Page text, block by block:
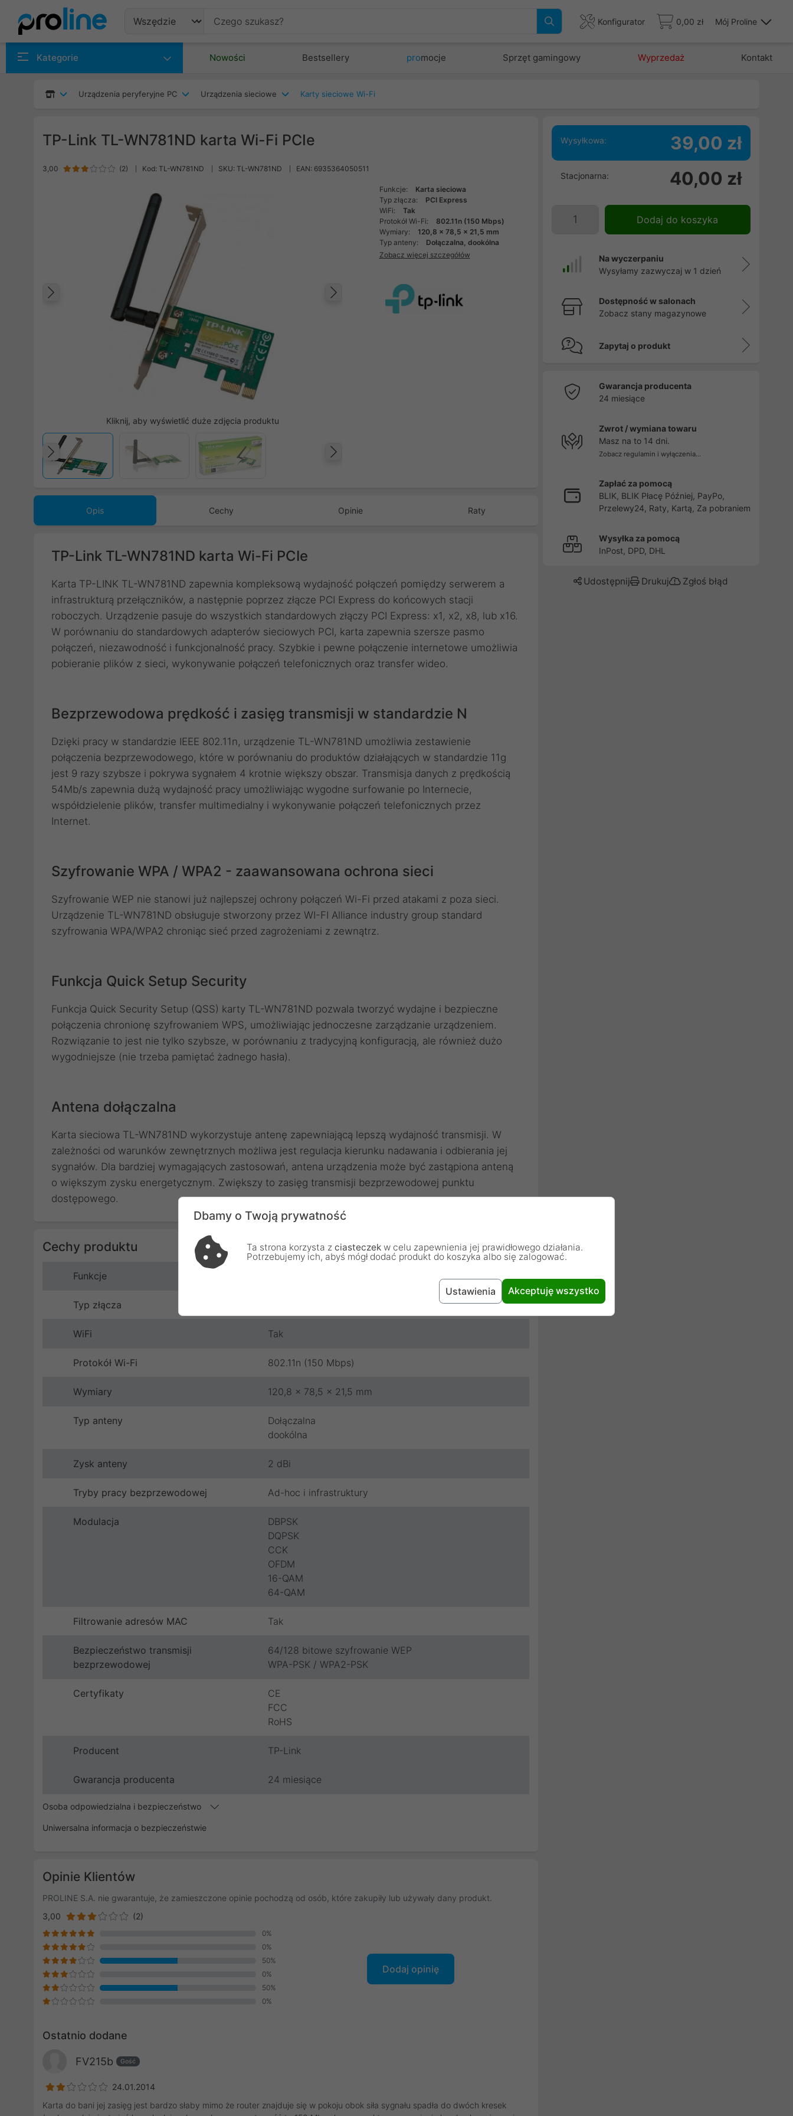
Konfigurator 0,00 zł Mój Proline
Kategorie Nowości Bestsellery promocje Sprzęt gamingowy Wyprzedaż Kontakt
Urządzenia peryferyjne PC Urządzenia sieciowe Karty sieciowe Wi-Fi
TP-Link TL-WN781ND karta Wi-Fi PCIe
3,00 (2) Kod: TL-WN781ND SKU: TL-WN781ND EAN: 6935364050511
Następny
Poprzedni
Kliknij, aby wyświetlić duże zdjęcia produktu
Poprzedni
Funkcje:
Karta sieciowa
Typ złącza:
PCI Express
WiFi:
Tak
Protokół Wi-Fi:
802.11n (150 Mbps)
Wymiary:
120,8 x 78,5 x 21,5 mm
Typ anteny:
Dołączalna, dookólna
Zobacz więcej szczegółów
Opis Cechy Opinie Raty
TP-Link TL-WN781ND karta Wi-Fi PCIe
Karta TP-LINK TL-WN781ND zapewnia kompleksową wydajność połączeń pomiędzy serwerem a
infrastrukturą przełączników, a następnie poprzez złącze PCI Express do końcowych stacji
roboczych. Urządzenie pasuje do wszystkich standardowych złączy PCI Express: x1, x2, x8, lub x16.
W porównaniu do standardowych adapterów sieciowych PCI, karta zapewnia szersze pasmo
połączeń, niezawodność i funkcjonalność pracy. Szybkie i pewne połączenie internetowe umożliwia
pobieranie plików z sieci, wykonywanie połączeń telefonicznych oraz transfer wideo.
Bezprzewodowa prędkość i zasięg transmisji w standardzie N
Dzięki pracy w standardzie IEEE 802.11n, urządzenie TL-WN781ND umożliwia zestawienie
połączenia bezprzewodowego, które w porównaniu do produktów działających w standardzie 11g
jest 9 razy szybsze i pokrywa sygnałem 4 krotnie większy obszar. Transmisja danych z prędkością
54Mb/s zapewnia dużą wydajność pracy umożliwiając wygodne surfowanie po Internecie,
współdzielenie plików, transfer multimedialny i wykonywanie połączeń telefonicznych przez
Internet.
Szyfrowanie WPA / WPA2 - zaawansowana ochrona sieci
Szyfrowanie WEP nie stanowi już najlepszej ochrony połączeń Wi-Fi przed atakami z poza sieci.
Urządzenie TL-WN781ND obsługuje stworzony przez WI-FI Alliance industry group standard
szyfrowania WPA/WPA2 chroniąc sieć przed zagrożeniami z zewnątrz.
Funkcja Quick Setup Security
Funkcja Quick Security Setup (QSS) karty TL-WN781ND pozwala tworzyć wydajne i bezpieczne
połączenia chronionę szyfrowaniem WPS, umożliwiając jednoczesne zarządzanie urządzeniem.
Rozwiązanie to jest nie tylko szybsze, w porównaniu z tradycyjną konfiguracją, ale również dużo
wygodniejsze (nie trzeba pamiętać żadnego hasła).
Antena dołączalna
Karta sieciowa TL-WN781ND wykorzystuje antenę zapewniającą lepszą wydajność transmisji. W
zależności od warunków zewnętrznych możliwa jest regulacja kierunku nadawania i odbierania jej
sygnałów. Dla bardziej wymagających zastosowań, antena urządzenia może być zastąpiona anteną
o większym zysku energetycznym. Zwiększy to zasięg transmisji bezprzewodowej punktu
dostępowego.
Cechy produktu
Funkcje
Typ złącza
WiFi Tak
Protokół Wi-Fi 802.11n (150 Mbps)
Wymiary 120,8 x 78,5 x 21,5 mm
Typ anteny
Dołączalna
dookólna
Zysk anteny 2 dBi
Tryby pracy bezprzewodowej Ad-hoc i infrastruktury
Modulacja
DBPSK
DQPSK
CCK
OFDM
16-QAM
64-QAM
Filtrowanie adresów MAC Tak
Bezpieczeństwo transmisji
bezprzewodowej
64/128 bitowe szyfrowanie WEP
WPA-PSK / WPA2-PSK
Certyfikaty
CE
FCC
RoHS
Producent TP-Link
Gwarancja producenta 24 miesiące
Osoba odpowiedzialna i bezpieczeństwo
Uniwersalna informacja o bezpieczeństwie
Opinie Klientów
PROLINE S.A. nie gwarantuje, że zamieszczone opinie pochodzą od osób, które zakupiły lub używały dany produkt.
3,00
(2)
0%
0%
50%
0%
50%
0%
Dodaj opinię
Ostatnio dodane
FV215b Gość
24.01.2014
Karta do bani jej zasięg jest bardzo słaby mimo że router znajduje się w pokoju obok siła sygnału spadła do dwóch kresek
Wysyłkowa: 39,00 zł
Stacjonarna: 40,00 zł
Dodaj do koszyka
Na wyczerpaniu
Wysyłamy zazwyczaj w 1 dzień
Dostępność w salonach
Zobacz stany magazynowe
Zapytaj o produkt
Gwarancja producenta
24 miesiące
Zwrot / wymiana towaru
Masz na to 14 dni.
Zobacz regulamin i wyłączenia...
Zapłać za pomocą
BLIK, BLIK Płacę Później, PayPo,
Przelewy24, Raty, Kartą, Za pobraniem
Wysyłka za pomocą
InPost, DPD, DHL
Udostępnij Drukuj Zgłoś błąd
Dbamy o Twoją prywatność
Ta strona korzysta z ciasteczek w celu zapewnienia jej prawidłowego działania.
Potrzebujemy ich, abyś mógł dodać produkt do koszyka albo się zalogować.
Ustawienia Akceptuję wszystko